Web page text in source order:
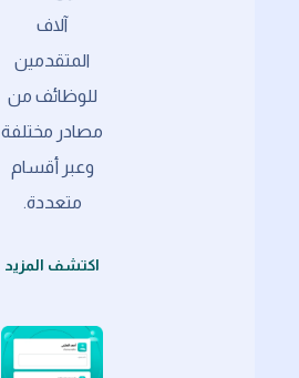
آلاف
المتقدمين
للوظائف من
مصادر مختلفة
وعبر أقسام
متعددة.
اكتشف المزيد